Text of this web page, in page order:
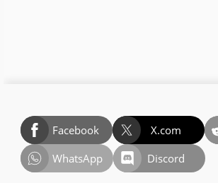
Facebook X.com
WhatsApp
Discord